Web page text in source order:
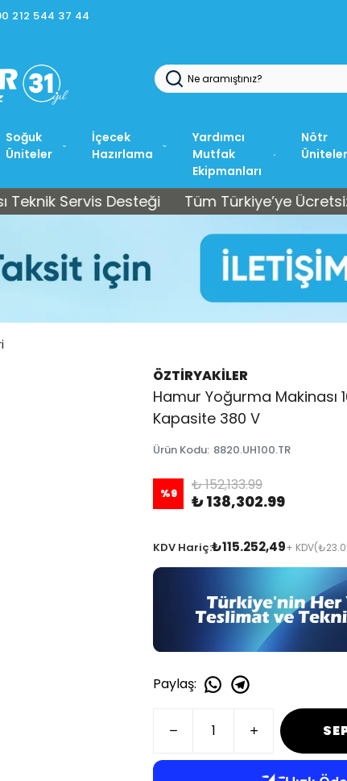
MAĞAZAMIZ: +90 212 565 15 37
Soğuk
Üniteler
İçecek
Hazırlama
Yardımcı
Mutfak
Ekipmanları
Nötr
Üniteler
Desteği Tüm Türkiye’ye Ücretsiz Kargo
ÖZTİRYAKİLER
Hamur Yoğurma Makinası
Kapasite 380 V
Ürün Kodu: 8820.UH100.TR
%9 ₺ 152,133.99
₺ 138,302.99
KDV Hariç:₺115.252,49+ KDV
Paylaş: